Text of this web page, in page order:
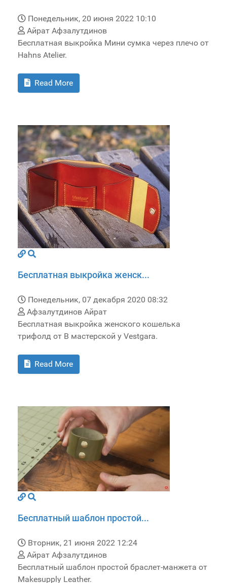
Понедельник, 20 июня 2022 10:10
Айрат Афзалутдинов
Бесплатная выкройка Мини сумка через плечо от
Hahns Atelier.
Read More
Бесплатная выкройка женск...
Понедельник, 07 декабря 2020 08:32
Афзалутдинов Айрат
Бесплатная выкройка женского кошелька
трифолд от В мастерской у Vestgara.
Read More
Бесплатный шаблон простой...
Вторник, 21 июня 2022 12:24
Айрат Афзалутдинов
Бесплатный шаблон простой браслет-манжета от
Makesupply Leather.